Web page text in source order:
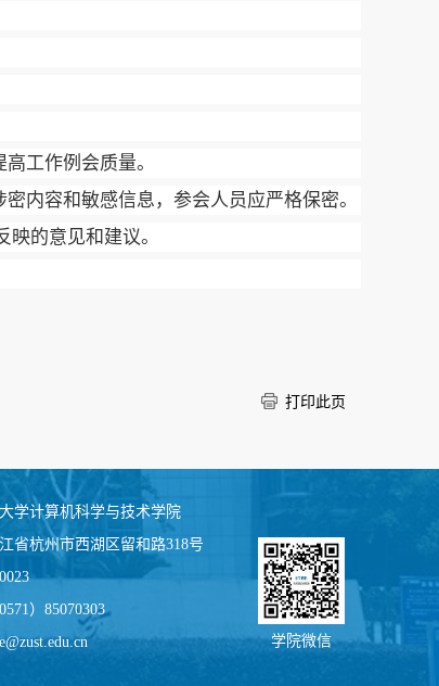
工作例会质量。
内容和敏感信息，参会人员应严格保密。
的意见和建议。
打印此页
学计算机科学与技术学院
省杭州市西湖区留和路318号
）85070303
学院微信